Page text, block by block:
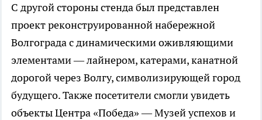
С другой стороны стенда был представлен
проект реконструированной набережной
Волгограда с динамическими оживляющими
элементами — лайнером, катерами, канатной
дорогой через Волгу, символизирующей город
будущего. Также посетители смогли увидеть
объекты Центра «Победа» — Музей успехов и